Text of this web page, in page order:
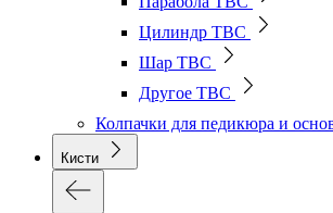
Цилиндр ТВС
Шар ТВС
Другое ТВС
Колпачки для педикюра и
Кисти